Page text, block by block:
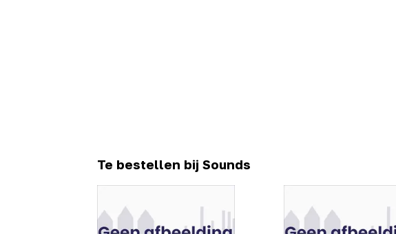
Te bestellen bij Sounds